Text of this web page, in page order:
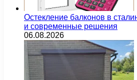
Остекление балконов в
и современные решения
06.08.2026